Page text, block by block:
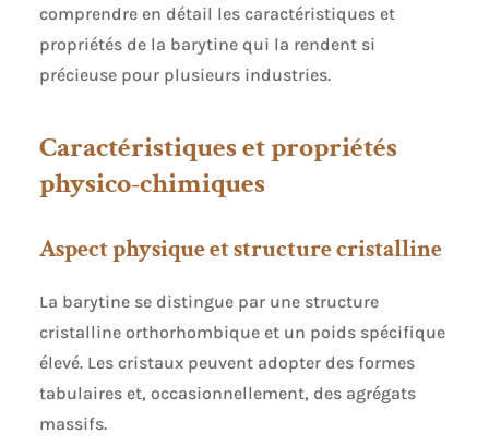
comprendre en détail les caractéristiques et
propriétés de la barytine qui la rendent si
précieuse pour plusieurs industries.
Caractéristiques et propriétés
physico-chimiques
Aspect physique et structure cristalline
La barytine se distingue par une structure
cristalline orthorhombique et un poids spécifique
élevé. Les cristaux peuvent adopter des formes
tabulaires et, occasionnellement, des agrégats
massifs.